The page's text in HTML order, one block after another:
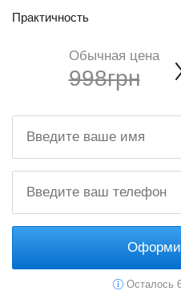
Практичность
Обычная цена
998грн
Осталось